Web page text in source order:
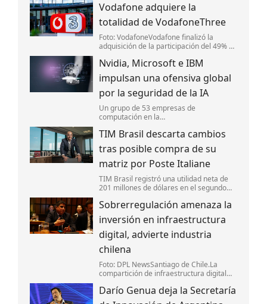
registro de líneas móviles.
Vodafone adquiere la
totalidad de VodafoneThree
Foto: VodafoneVodafone finalizó la
adquisición de la participación del 49% de
libras esterlinas (4,900 millones de
euros). La transacción se financió en su
to
Nvidia, Microsoft e IBM
impulsan una ofensiva global
por la seguridad de la IA
Un grupo de 53 empresas de
computación en la
Inteligencia Artificial (IA),incluyendo a
Nvidia y Microsoft,anunciaron la creación
de la Open Secure AI Alliance,una ini
TIM Brasil descarta cambios
tras posible compra de su
matriz por Poste Italiane
TIM Brasil registró una utilidad neta de
201 millones de dólares en el segundo
expansión de la banda ancha y el negocio
B2B.
Sobrerregulación amenaza la
inversión en infraestructura
digital, advierte industria
chilena
Foto: DPL NewsSantiago de Chile.La
compartición de infraestructura digital
actores del mercado y no en nuevas
obligaciones regulatorias,coincidieron
Darío Genua deja la Secretaría